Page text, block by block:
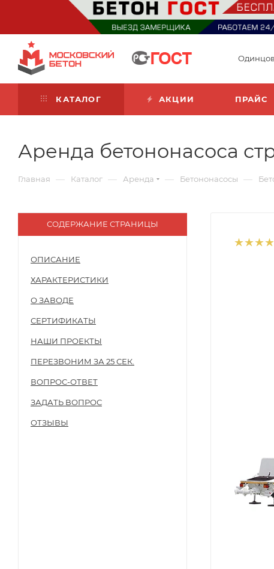
КАТАЛОГ АКЦИИ ПРАЙС
Аренда бетононасоса
Главная — Каталог — Аренда — Бетононасосы —
СОДЕРЖАНИЕ СТРАНИЦЫ
ОПИСАНИЕ
ХАРАКТЕРИСТИКИ
О ЗАВОДЕ
СЕРТИФИКАТЫ
НАШИ ПРОЕКТЫ
ПЕРЕЗВОНИМ ЗА 25 СЕК.
ВОПРОС-ОТВЕТ
ЗАДАТЬ ВОПРОС
ОТЗЫВЫ